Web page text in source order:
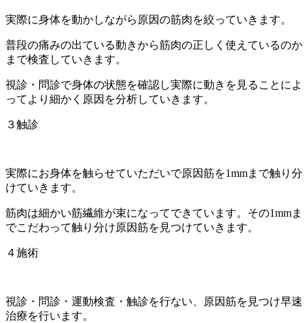
実際に身体を動かしながら原因の筋肉を絞っていきます。
普段の痛みの出ている動きから筋肉の正しく使えているのか
まで検査していきます。
視診・問診で身体の状態を確認し実際に動きを見ることによ
ってより細かく原因を分析していきます。
３触診
実際にお身体を触らせていただいで原因筋を1mmまで触り分
けていきます。
筋肉は細かい筋繊維が束になってできています。その1mmま
でこだわって触り分け原因筋を見つけていきます。
４施術
視診・問診・運動検査・触診を行ない、原因筋を見つけ早速
治療を行います。